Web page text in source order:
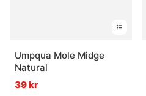
Umpqua Mole Midge
Natural
39 kr